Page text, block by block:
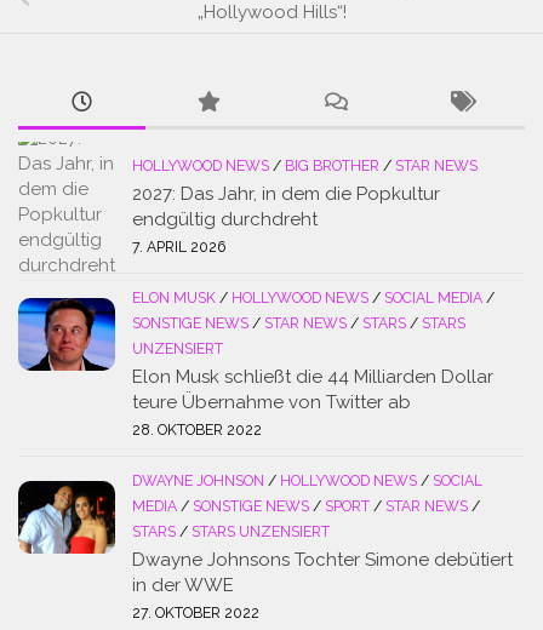
„Hollywood Hills“!
HOLLYWOOD NEWS / BIG BROTHER / STAR NEWS
2027: Das Jahr, in dem die Popkultur
endgültig durchdreht
7. APRIL 2026
ELON MUSK / HOLLYWOOD NEWS / SOCIAL MEDIA /
SONSTIGE NEWS / STAR NEWS / STARS / STARS
UNZENSIERT
Elon Musk schließt die 44 Milliarden Dollar
teure Übernahme von Twitter ab
28. OKTOBER 2022
DWAYNE JOHNSON / HOLLYWOOD NEWS / SOCIAL
MEDIA / SONSTIGE NEWS / SPORT / STAR NEWS /
STARS / STARS UNZENSIERT
Dwayne Johnsons Tochter Simone debütiert
in der WWE
27. OKTOBER 2022